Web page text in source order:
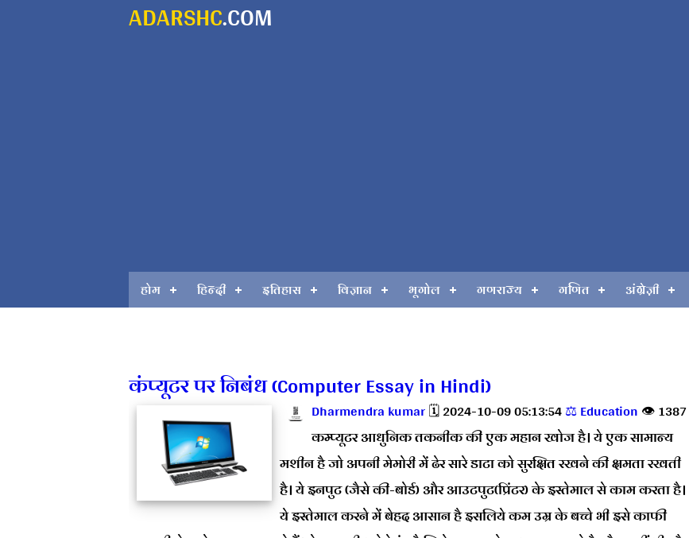
ADARSHC.COM
होम हिन्दी इतिहास विज्ञान भूगोल गणराज्य गणित अंग्रेज़ी
कंप्यूटर पर निबंध (Computer Essay in Hindi)
Dharmendra kumar🗓️ 2024-10-09 05:13:54⚖️ Education👁️ 1387
कम्प्यूटर आधुनिक तकनीक की एक महान खोज है। ये एक सामान्य
मशीन है जो अपनी मेमोरी में ढेर सारे डाटा को सुरक्षित रखने की क्षमता रखती
है। ये इनपुट (जैसे की-बोर्ड) और आउटपुट(प्रिंटर) के इस्तेमाल से काम करता है।
ये इस्तेमाल करने में बेहद आसान है इसलिये कम उम्र के बच्चे भी इसे काफी